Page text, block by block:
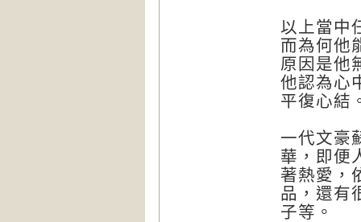
以上當中
而為何他
原因是他
他認為心
平復心結
一代文豪
華，即便
著熱愛，
品，還有
子等。